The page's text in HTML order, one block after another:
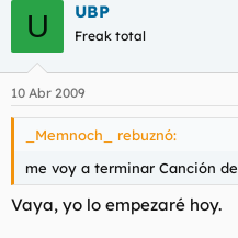
U UBP
Freak total
10 Abr 2009
_Memnoch_ rebuznó:
me voy a terminar Canción
Vaya, yo lo empezaré hoy.